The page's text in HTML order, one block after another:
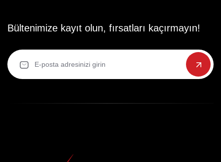
Bültenimize kayıt olun, fırsatları kaçırmayın!